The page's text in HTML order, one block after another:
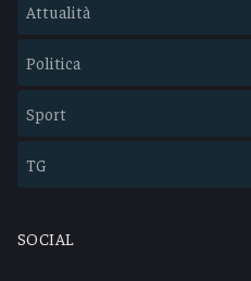
Attualità
Politica
Sport
TG
SOCIAL